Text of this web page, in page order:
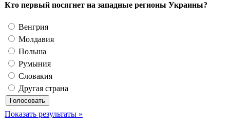
Кто первый посягнет на западные регионы Украины?
Венгрия
Молдавия
Польша
Румыния
Словакия
Другая страна
Показать результаты »